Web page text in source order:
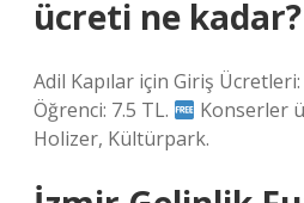
ücreti ne kadar?
Adil Kapılar için Giriş Ücretleri:
Öğrenci: 7.5 TL.
Konserler
Holizer, Kültürpark.